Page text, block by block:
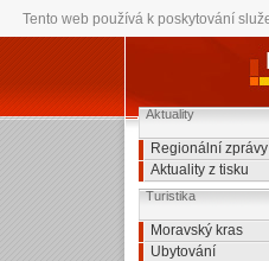
Tento web používá k poskytování
{*hlaska kvuli adSense staticka verye je
Dnes je sobota
Aktuality
Regionální zprávy
Aktuality z tisku
Turistika
Moravský kras
Ubytování